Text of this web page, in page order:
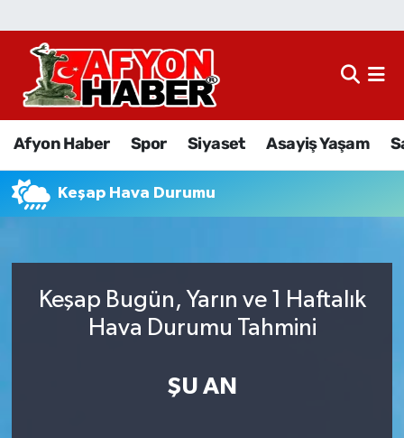
Afyon Haber Spor Siyaset Asayiş Yaşam
Keşap Hava Durumu
Keşap Bugün, Yarın ve 1 Haftalık
Hava Durumu Tahmini
ŞU AN
Afyon Haber
Asayiş Yaşam
Eğitim